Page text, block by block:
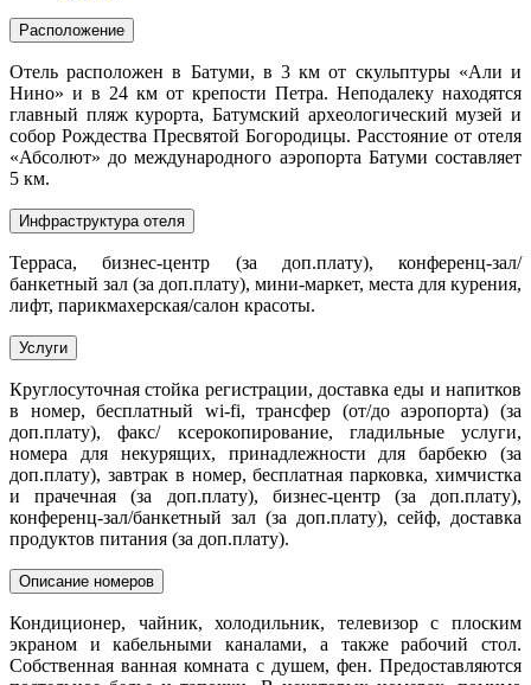
Расположение
Отель расположен в Батуми, в 3 км от скульптуры «Али и
Нино» и в 24 км от крепости Петра. Неподалеку находятся
главный пляж курорта, Батумский археологический музей и
собор Рождества Пресвятой Богородицы. Расстояние от отеля
«Абсолют» до международного аэропорта Батуми составляет
5 км.
Инфраструктура отеля
Терраса, бизнес-центр (за доп.плату), конференц-зал/
банкетный зал (за доп.плату), мини-маркет, места для курения,
лифт, парикмахерская/салон красоты.
Услуги
Круглосуточная стойка регистрации, доставка еды и напитков
в номер, бесплатный wi-fi, трансфер (от/до аэропорта) (за
доп.плату), факс/ ксерокопирование, гладильные услуги,
номера для некурящих, принадлежности для барбекю (за
доп.плату), завтрак в номер, бесплатная парковка, химчистка
и прачечная (за доп.плату), бизнес-центр (за доп.плату),
конференц-зал/банкетный зал (за доп.плату), сейф, доставка
продуктов питания (за доп.плату).
Описание номеров
Кондиционер, чайник, холодильник, телевизор с плоским
экраном и кабельными каналами, а также рабочий стол.
Собственная ванная комната с душем, фен. Предоставляются